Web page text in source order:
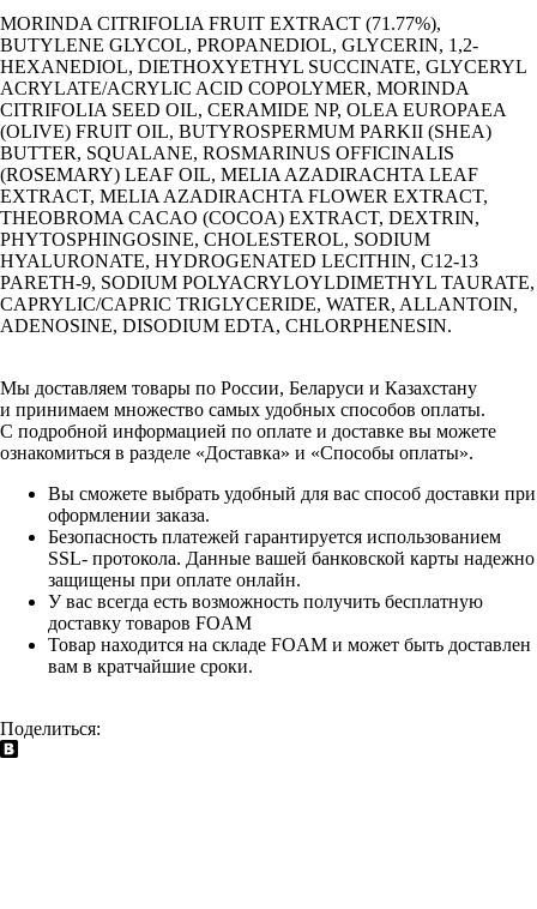
MORINDA CITRIFOLIA FRUIT EXTRACT (71.77%),
BUTYLENE GLYCOL, PROPANEDIOL, GLYCERIN, 1,2-
HEXANEDIOL, DIETHOXYETHYL SUCCINATE, GLYCERYL
ACRYLATE/ACRYLIC ACID COPOLYMER, MORINDA
CITRIFOLIA SEED OIL, CERAMIDE NP, OLEA EUROPAEA
(OLIVE) FRUIT OIL, BUTYROSPERMUM PARKII (SHEA)
BUTTER, SQUALANE, ROSMARINUS OFFICINALIS
(ROSEMARY) LEAF OIL, MELIA AZADIRACHTA LEAF
EXTRACT, MELIA AZADIRACHTA FLOWER EXTRACT,
THEOBROMA CACAO (COCOA) EXTRACT, DEXTRIN,
PHYTOSPHINGOSINE, CHOLESTEROL, SODIUM
HYALURONATE, HYDROGENATED LECITHIN, C12-13
PARETH-9, SODIUM POLYACRYLOYLDIMETHYL TAURATE,
CAPRYLIC/CAPRIC TRIGLYCERIDE, WATER, ALLANTOIN,
ADENOSINE, DISODIUM EDTA, CHLORPHENESIN.
Мы доставляем товары по России, Беларуси и Казахстану
и принимаем множество самых удобных способов оплаты.
С подробной информацией по оплате и доставке вы можете
ознакомиться в разделе «Доставка» и «Способы оплаты».
Вы сможете выбрать удобный для вас способ доставки при
оформлении заказа.
Безопасность платежей гарантируется использованием
SSL- протокола. Данные вашей банковской карты надежно
защищены при оплате онлайн.
У вас всегда есть возможность получить бесплатную
доставку товаров FOAM
Товар находится на складе FOAM и может быть доставлен
вам в кратчайшие сроки.
Поделиться: